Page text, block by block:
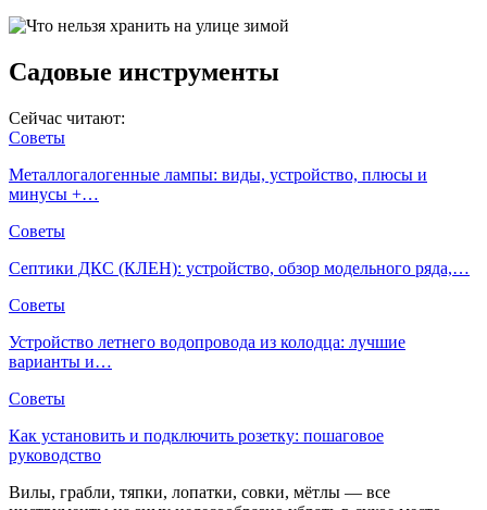
Садовые инструменты
Сейчас читают:
Советы
Металлогалогенные лампы: виды, устройство, плюсы и
минусы +…
Советы
Септики ДКС (КЛЕН): устройство, обзор модельного ряда,…
Советы
Устройство летнего водопровода из колодца: лучшие
варианты и…
Советы
Как установить и подключить розетку: пошаговое
руководство
Вилы, грабли, тяпки, лопатки, совки, мётлы — все